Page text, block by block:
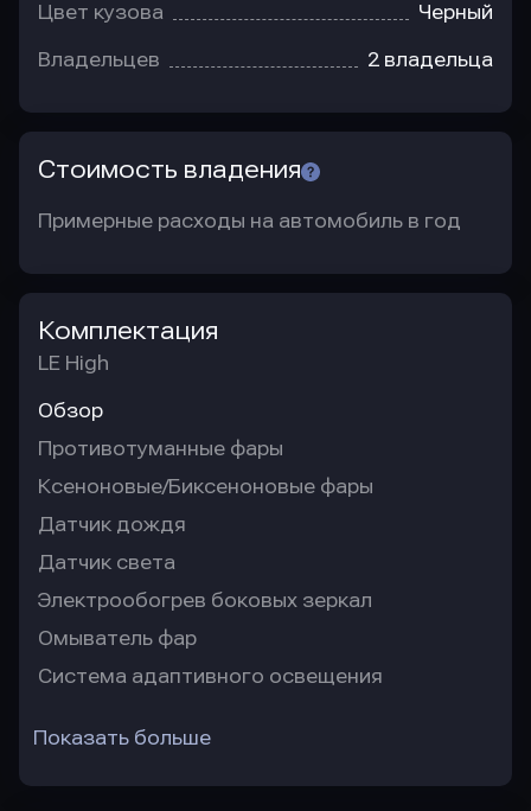
Цвет кузова Черный
Владельцев 2 владельца
Стоимость владения
Примерные расходы на автомобиль в год
Комплектация
LE High
Обзор
Противотуманные фары
Ксеноновые/Биксеноновые фары
Датчик дождя
Датчик света
Электрообогрев боковых зеркал
Омыватель фар
Система адаптивного освещения
Показать больше